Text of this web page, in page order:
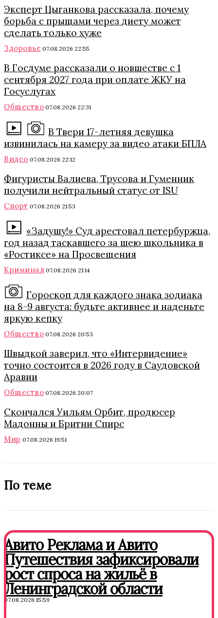
Эксперт Цыганкова рассказала, почему
борьба с прыщами через диету может
сделать только хуже
Здоровье 07.08.2026 22:55
В Госдуме рассказали о новшестве с 1
сентября 2027 года при оплате ЖКУ на
Госуслугах
Общество 07.08.2026 22:31
В Твери 17-летняя девушка
извинилась на камеру за видео атаки БПЛА
Видео 07.08.2026 22:12
Фигуристы Валиева, Трусова и Гуменник
получили нейтральный статус от ISU
Спорт 07.08.2026 21:53
«Задушу!» Суд арестовал петербуржца,
год назад таскавшего за шею школьника в
«Ростиксе» на Просвещения
Криминал 07.08.2026 21:14
Гороскоп для каждого знака зодиака
на 8-9 августа: будьте активнее и наденьте
яркую кепку
Общество 07.08.2026 20:53
Швыдкой заверил, что «Интервидение»
точно состоится в 2026 году в Саудовской
Аравии
Общество 07.08.2026 20:07
Скончался Уильям Орбит, продюсер
Мадонны и Бритни Спирс
Мир 07.08.2026 19:51
По теме
Авито Реклама и Авито
Путешествия зафиксировали
рост спроса на жильё в
Ленинградской области
07.08.2026 15:59